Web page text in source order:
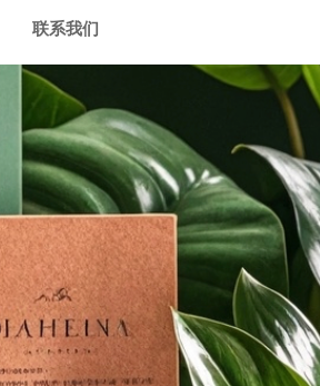
联系我们